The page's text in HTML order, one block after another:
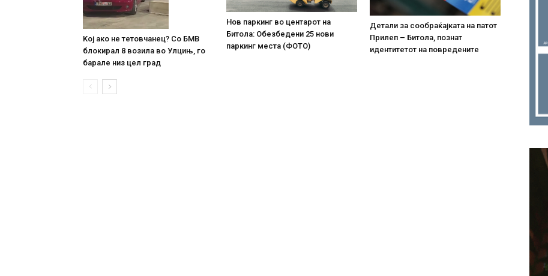
Koj ако не тетовчанец? Со БМВ
блокирал 8 возила во Улцињ, го
барале низ цел град
Нов паркинг во центарот на
Битола: Обезбедени 25 нови
паркинг места (ФОТО)
Детали за сообраќајката на патот
Прилеп – Битола, познат
идентитетот на повредените